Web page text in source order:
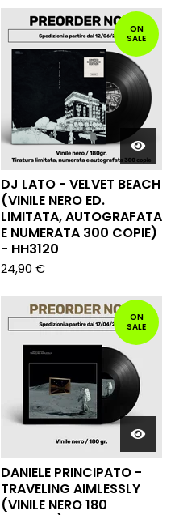
ON
SALE
DJ LATO - VELVET BEACH
(VINILE NERO ED.
LIMITATA, AUTOGRAFATA
E NUMERATA 300 COPIE)
- HH3120
24,90 €
ON
SALE
DANIELE PRINCIPATO -
TRAVELING AIMLESSLY
(VINILE NERO 180